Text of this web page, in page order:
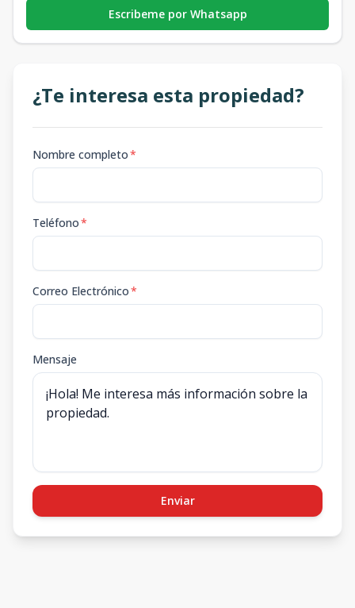
Escribeme por Whatsapp
¿Te interesa esta propiedad?
Nombre completo*
Teléfono*
Correo Electrónico*
Mensaje
Enviar